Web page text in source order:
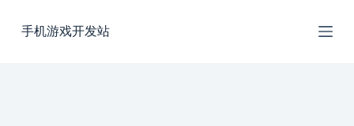
过
手机游戏开发站